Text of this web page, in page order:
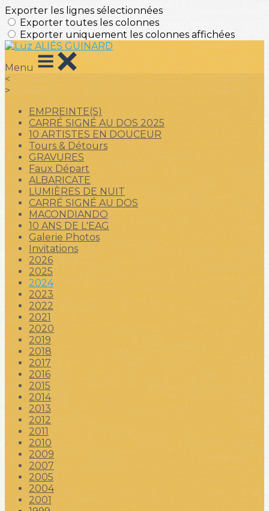
Exporter les lignes sélectionnées
Exporter toutes les colonnes
Exporter uniquement les colonnes affichées
Menu
<
>
EMPREINTE(S)
CARRÉ SIGNÉ AU DOS 2025
10 ARTISTES EN DOUCEUR
Tours & Détours
GRAVURES
Faux Départ
ALBARICATE
LUMIÈRES DE NUIT
CARRÉ SIGNÉ AU DOS
MACONDIANDO
10 ANS DE L'EAG
Galerie Photos
Invitations
2026
2025
2024
2023
2022
2021
2020
2019
2018
2017
2016
2015
2014
2013
2012
2011
2010
2009
2007
2005
2004
2001